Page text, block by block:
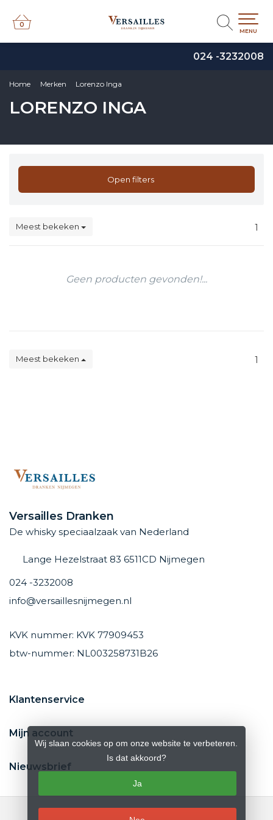
024 -3232008
0
0
MENU
Home Merken Lorenzo Inga
LORENZO INGA
Open filters
Meest bekeken 1
Geen producten gevonden!...
Meest bekeken 1
Versailles Dranken
De whisky speciaalzaak van Nederland
Lange Hezelstraat 83 6511CD Nijmegen
024 -3232008
info@versaillesnijmegen.nl
KVK nummer: KVK 77909453
btw-nummer: NL003258731B26
Klantenservice
Mijn account
Nieuwsbrief
Wij slaan cookies op om onze website te verbeteren.
Is dat akkoord?
Ja